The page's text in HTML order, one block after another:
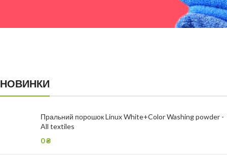
НОВИНКИ
Пральний порошок Linux White+Color Washing powder -
All textiles
0₴